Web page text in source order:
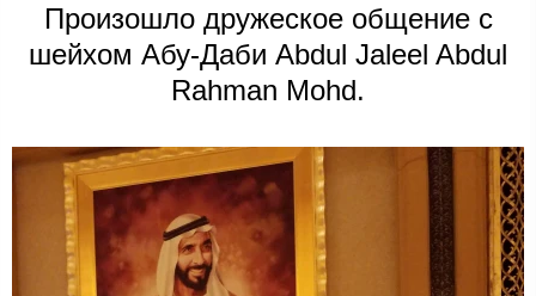
Произошло дружеское общение с
шейхом Абу-Даби Abdul Jaleel Abdul
Rahman Mohd.